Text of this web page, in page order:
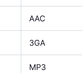
AAC
3GA
MP3